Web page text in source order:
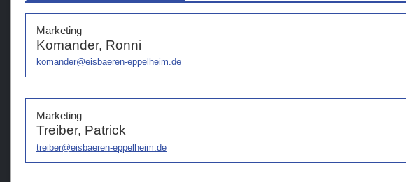
Marketing
Komander, Ronni
komander@eisbaeren-eppelheim.de
Marketing
Treiber, Patrick
treiber@eisbaeren-eppelheim.de